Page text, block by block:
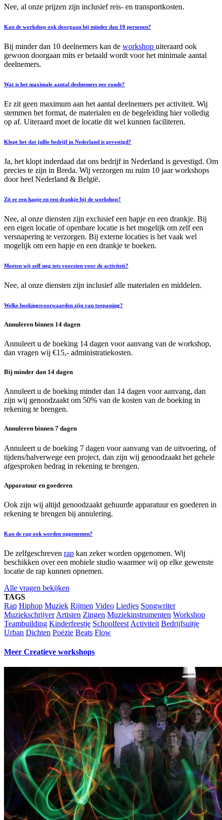
Nee, al onze prijzen zijn inclusief reis- en transportkosten.
Kan de workshop ook doorgaan bij minder dan 10 personen?
Bij minder dan 10 deelnemers kan de workshop uiteraard ook
gewoon doorgaan mits er betaald wordt voor het minimale aantal
deelnemers.
Wat is het maximale aantal deelnemers per ronde?
Er zit geen maximum aan het aantal deelnemers per activiteit. Wij
stemmen het format, de materialen en de begeleiding hier volledig
op af. Uiteraard moet de locatie dit wel kunnen faciliteren.
Klopt het dat jullie bedrijf in Nederland is gevestigd?
Ja, het klopt inderdaad dat ons bedrijf in Nederland is gevestigd. Om
precies te zijn in Breda. Wij verzorgen nu ruim 10 jaar workshops
door heel Nederland & België.
Zit er een hapje en een drankje bij de workshop?
Nee, al onze diensten zijn exclusief een hapje en een drankje. Bij
een eigen locatie of openbare locatie is het mogelijk om zelf een
versnapering te verzorgen. Bij externe locaties is het vaak wel
mogelijk om een hapje en een drankje te boeken.
Moeten wij zelf nog iets voorzien voor de activiteit?
Nee, al onze diensten zijn inclusief alle materialen en middelen.
Welke boekingsvoorwaarden zijn van toepassing?
Annuleren binnen 14 dagen
Annuleert u de boeking 14 dagen voor aanvang van de workshop,
dan vragen wij €15,- administratiekosten.
Bij minder dan 14 dagen
Annuleert u de boeking minder dan 14 dagen voor aanvang, dan
zijn wij genoodzaakt om 50% van de kosten van de boeking in
rekening te brengen.
Annuleren binnen 7 dagen
Annuleert u de boeking 7 dagen voor aanvang van de uitvoering, of
tijdens/halverwege een project, dan zijn wij genoodzaakt het gehele
afgesproken bedrag in rekening te brengen.
Apparatuur en goederen
Ook zijn wij altijd genoodzaakt gehuurde apparatuur en goederen in
rekening te brengen bij annulering.
Kan de rap ook worden opgenomen?
De zelfgeschreven rap kan zeker worden opgenomen. Wij
beschikken over een mobiele studio waarmee wij op elke gewenste
locatie de rap kunnen opnemen.
Alle vragen bekijken
TAGS
Rap Hiphop Muziek Rijmen Video Liedjes Songwriter
Muziekschrijver Artisten Zingen Muziekinstrumenten Workshop
Teambuilding Kinderfeestje Schoolfeest Activiteit Bedrijfsuitje
Urban Dichten Poëzie Beats Flow
Meer Creatieve workshops